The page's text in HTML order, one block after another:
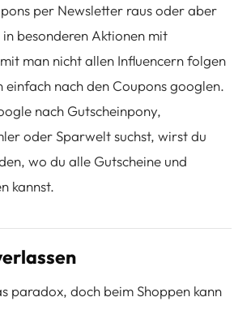
per Newsletter raus oder aber
besonderen Aktionen mit
man nicht allen Influencern folgen
einfach nach den Coupons googlen.
nach Gutscheinpony,
oder Sparwelt suchst, wirst du
wo du alle Gutscheine und
kannst.
paradox, doch beim Shoppen kann